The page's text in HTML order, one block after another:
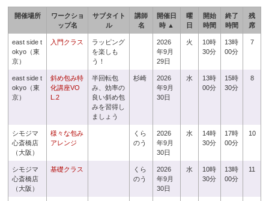
開催場所
ワークショ
ップ名
サブタイト
ル
講師
名
開催日
時 ▲
曜
日
開始
時間
終了
時間
残
席
east side t
okyo（東
京）
入門クラス
ラッピング
を楽しも
う！
2026
年9月
29日
火
10時
30分
13時
00分
7
east side t
okyo（東
京）
斜め包み特
化講座VO
L.2
半回転包
み、効率の
良い斜め包
みを習得し
ましょう
杉崎
2026
年9月
30日
水
13時
00分
15時
30分
8
シモジマ
心斎橋店
（大阪）
様々な包み
アレンジ
くら
のう
2026
年9月
30日
水
14時
30分
17時
00分
10
シモジマ
心斎橋店
（大阪）
基礎クラス
くら
のう
2026
年9月
30日
水
10時
30分
13時
00分
11